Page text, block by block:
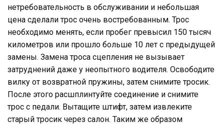
нетребовательность в обслуживании и небольшая
цена сделали трос очень востребованным. Трос
необходимо менять, если пробег превысил 150 тысяч
километров или прошло больше 10 лет с предыдущей
замены. Замена троса сцепления не вызывает
затруднений даже у неопытного водителя. Освободите
вилку от возвратной пружины, затем снимите тросик.
После этого расшплинтуйте соединение и снимите
трос с педали. Вытащите штифт, затем извлеките
старый тросик через салон. Таким же образом